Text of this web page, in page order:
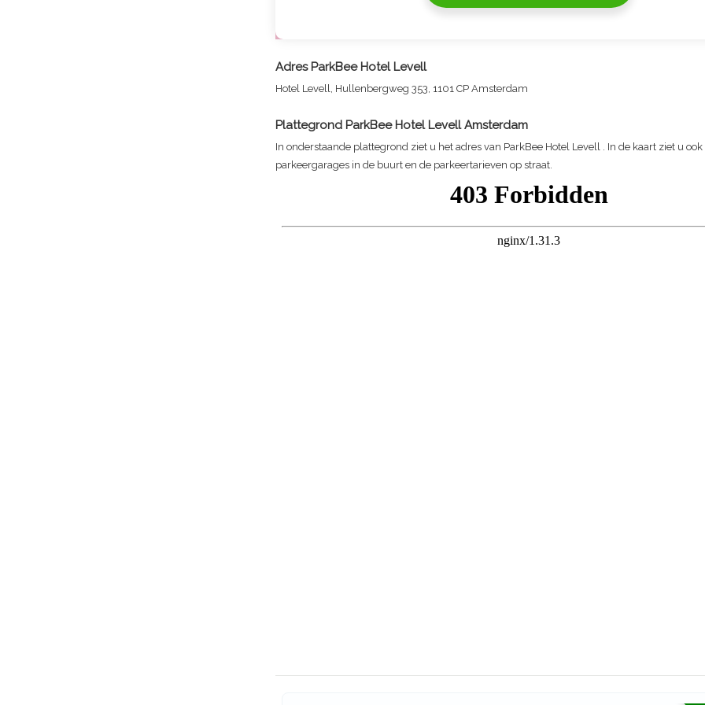
Adres ParkBee Hotel Levell
Hotel Levell, Hullenbergweg 353, 1101 CP Amsterdam
Plattegrond ParkBee Hotel LevellAmsterdam
In onderstaande plattegrond ziet u het adres van ParkBee Hotel Levell
. In de kaart ziet u
parkeergarages in de buurt en de parkeertarieven op straat.